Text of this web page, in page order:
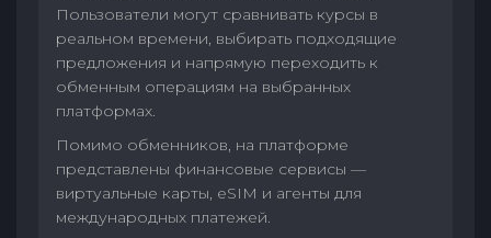
Пользователи могут сравнивать курсы в
реальном времени, выбирать подходящие
предложения и напрямую переходить к
обменным операциям на выбранных
платформах.
Помимо обменников, на платформе
представлены финансовые сервисы —
виртуальные карты, eSIM и агенты для
международных платежей.